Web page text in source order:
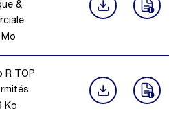
&
Mo
R TOP
Ko